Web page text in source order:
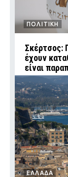
ΠΟΛΙΤΙΚΗ
Σκέρτσος:
έχουν
είναι
ΕΛΛΑΔΑ